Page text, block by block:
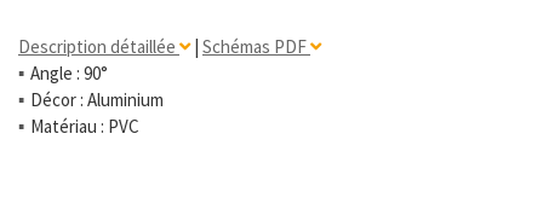
Description détaillée | Schémas PDF
Angle : 90°
Décor : Aluminium
Matériau : PVC